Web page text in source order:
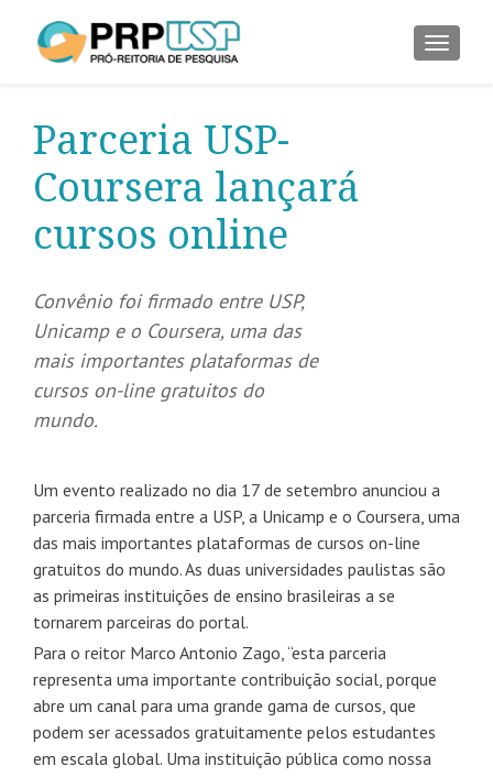
Parceria USP-
Coursera lançará
cursos online
Convênio foi firmado entre USP,
Unicamp e o Coursera, uma das
mais importantes plataformas de
cursos on-line gratuitos do
mundo.
Um evento realizado no dia 17 de setembro anunciou a
parceria firmada entre a USP, a Unicamp e o Coursera, uma
das mais importantes plataformas de cursos on-line
gratuitos do mundo. As duas universidades paulistas são
as primeiras instituições de ensino brasileiras a se
tornarem parceiras do portal.
Para o reitor Marco Antonio Zago, “esta parceria
representa uma importante contribuição social, porque
abre um canal para uma grande gama de cursos, que
podem ser acessados gratuitamente pelos estudantes
em escala global. Uma instituição pública como nossa